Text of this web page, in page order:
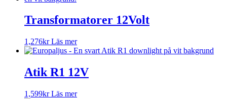
flera
varianter.
alternativen
Transformatorer 12Volt
1,276kr Läs mer
Atik R1 12V
1,599kr Läs mer